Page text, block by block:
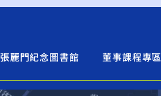
張麗門紀念圖書館 董事課程專區